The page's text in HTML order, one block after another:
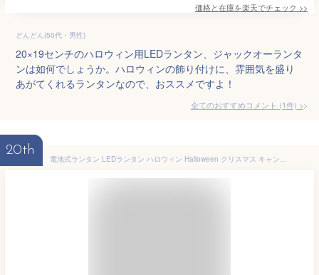
価格と在庫を楽天でチェック >>
どんどん(50代・男性)
20×19センチのハロウィン用LEDランタン、ジャックオーランタ
ンは如何でしょうか。ハロウィンの飾り付けに、雰囲気を盛り
あがてくれるランタンなので、おススメですよ！
全てのおすすめコメント (1件) >
20th
電池式ランタン LEDランタン ハロウィン Halloween クリスマス キャンドル ガーデンライト 装飾 照明 パーティー キャンプ ハロウィンデザイン ゴースト 魔女 スノーマン 雪の結晶 停電 地震 防災 おばけ屋敷 かわいい 【送料無料】